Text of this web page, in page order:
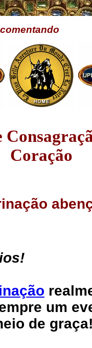
Coração
um
de